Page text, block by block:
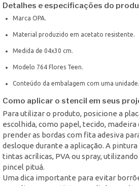
Detalhes e especificações do
Marca OPA.
Material produzido em acetato resistente.
Medida de 04x30 cm.
Modelo 764 Flores Teen.
Conteúdo da embalagem com uma unidade.
Como aplicar o stencil em seus
Para utilizar o produto, posicione a
escolhida, como papel, tecido, madeira
prender as bordas com fita adesiva
desloque durante a aplicação. A
tintas acrílicas, PVA ou spray,
pincel pituá.
Uma dica importante para evitar